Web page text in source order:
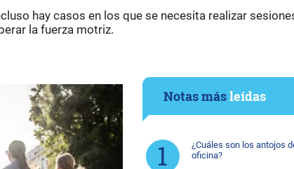
hay casos en los que se necesita realizar
la fuerza motriz.
Notas másleídas
¿Cuáles son los antojos
oficina?